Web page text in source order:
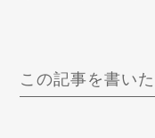
この記事を書い